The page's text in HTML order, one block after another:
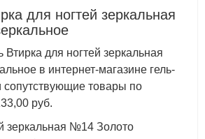
для ногтей зеркальная
для ногтей зеркальная
в интернет-магазине гель-
сопутствующие товары по
руб.
зеркальная №14 Золото